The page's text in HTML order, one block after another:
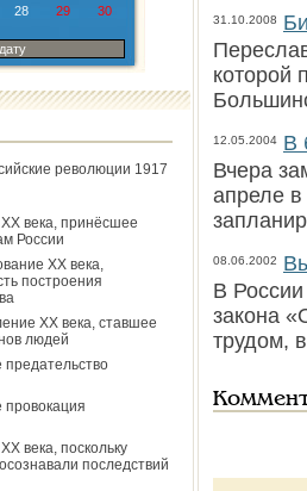
28 29
30
революции 1917
века, принёсшее
России
ХХ века,
построения
ХХ века, ставшее
людей
века, поскольку
последствий
31.10.2008
которой
12.05.2004 В
Вчера
апреле
08.06.2002
В
закона
трудом,